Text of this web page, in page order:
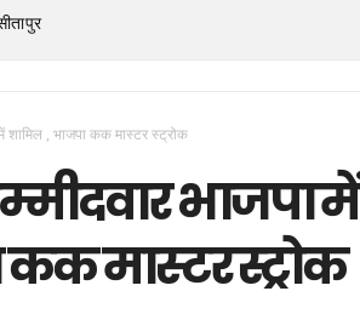
शामिल , भाजपा कक मास्टर स्ट्रोक
भाजपा में
मास्टर स्ट्रोक